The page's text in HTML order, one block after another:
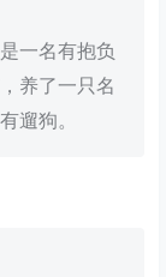
一名有抱负
养了一只名
遛狗。